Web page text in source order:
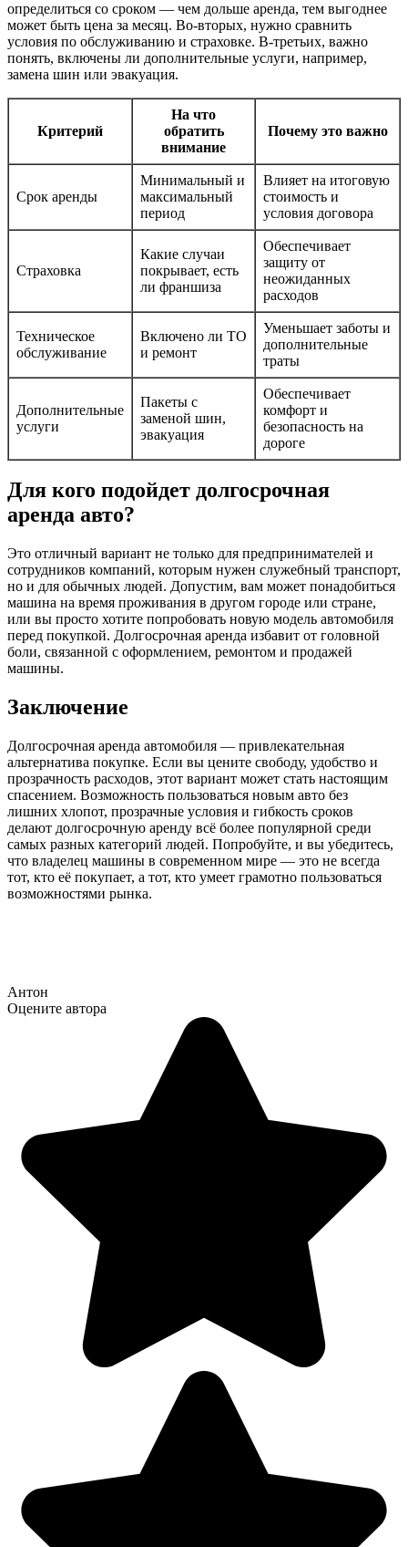
определиться со сроком — чем дольше аренда, тем выгоднее
может быть цена за месяц. Во-вторых, нужно сравнить
условия по обслуживанию и страховке. В-третьих, важно
понять, включены ли дополнительные услуги, например,
замена шин или эвакуация.
Критерий
На что
обратить
внимание
Почему это важно
Срок аренды
Минимальный и
максимальный
период
Влияет на итоговую
стоимость и
условия договора
Страховка
Какие случаи
покрывает, есть
ли франшиза
Обеспечивает
защиту от
неожиданных
расходов
Техническое
обслуживание
Включено ли ТО
и ремонт
Уменьшает заботы и
дополнительные
траты
Дополнительные
услуги
Пакеты с
заменой шин,
эвакуация
Обеспечивает
комфорт и
безопасность на
дороге
Для кого подойдет долгосрочная
аренда авто?
Это отличный вариант не только для предпринимателей и
сотрудников компаний, которым нужен служебный транспорт,
но и для обычных людей. Допустим, вам может понадобиться
машина на время проживания в другом городе или стране,
или вы просто хотите попробовать новую модель автомобиля
перед покупкой. Долгосрочная аренда избавит от головной
боли, связанной с оформлением, ремонтом и продажей
машины.
Заключение
Долгосрочная аренда автомобиля — привлекательная
альтернатива покупке. Если вы цените свободу, удобство и
прозрачность расходов, этот вариант может стать настоящим
спасением. Возможность пользоваться новым авто без
лишних хлопот, прозрачные условия и гибкость сроков
делают долгосрочную аренду всё более популярной среди
самых разных категорий людей. Попробуйте, и вы убедитесь,
что владелец машины в современном мире — это не всегда
тот, кто её покупает, а тот, кто умеет грамотно пользоваться
возможностями рынка.
Антон
Оцените автора